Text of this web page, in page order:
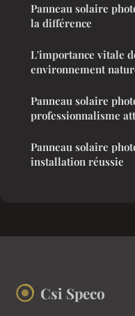
Panneau solaire
la différence
L'importance vitale
environnement
Panneau solaire
professionnalisme
Panneau solaire
installation réussie
Csi Speco